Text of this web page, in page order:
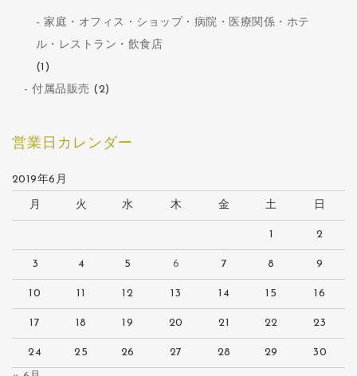
家庭・オフィス・ショップ・病院・医療関係・ホテ
ル・レストラン・飲食店
(1)
付属品販売 (2)
営業日カレンダー
2019年6月
月 火 水 木 金 土 日
1 2
3 4 5 6 7 8 9
10 11 12 13 14 15 16
17 18 19 20 21 22 23
24 25 26 27 28 29
30